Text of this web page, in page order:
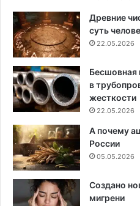
Древние
суть
22.05.2026
Бесшовная
в
жесткости
22.05.2026
А почему
России
05.05.2026
Создано
мигрени